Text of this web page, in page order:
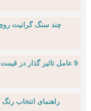
چند سنگ گرانیت
9 عامل تاثیر گذار در قیمت سنگ کورین و نحوه محاسبه قیمت کورین
راهنمای انتخاب